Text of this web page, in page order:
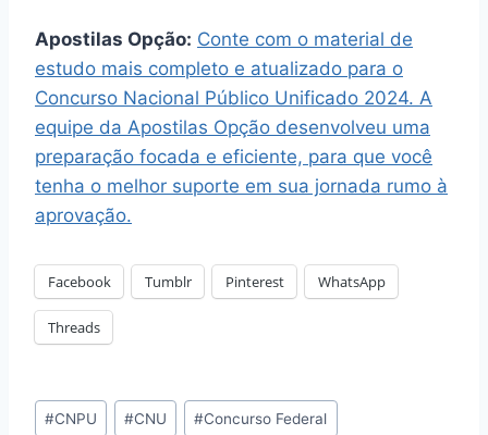
Apostilas Opção: Conte com o material de
estudo mais completo e atualizado para o
Concurso Nacional Público Unificado 2024. A
equipe da Apostilas Opção desenvolveu uma
preparação focada e eficiente, para que você
tenha o melhor suporte em sua jornada rumo à
aprovação.
Facebook Tumblr Pinterest WhatsApp
Threads
Tags
#CNPU #CNU #Concurso Federal